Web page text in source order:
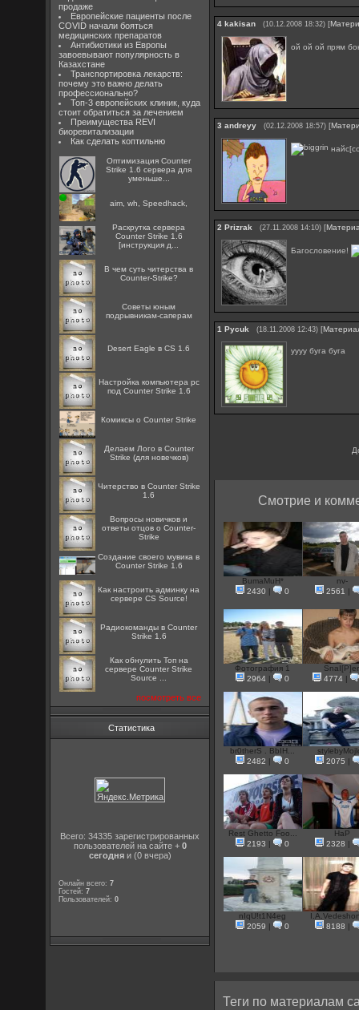
продаже
Европейские пациенты после
COVID начали бояться
медицинских препаратов
Антибиотики из Европы
завоевывают популярность в
Казахстане
Транспортировка лекарств:
почему это важно делать
профессионально?
Топ-3 европейских клиник, куда
стоит обратиться за лечением
Преимущества REVI
биоревитализации
Как сделать коптильню
Оптимизация Counter
Strike 1.6 сервера для
уменьше...
aim, wh, Speedhack,
Раскрутка сервера
Counter Strike 1.6
[инструкция д...
В чем суть читерства в
Counter-Strike?
Советы юным
подрывникам-саперам
Desert Eagle в CS 1.6
Настройка компьютера pc
под Counter Strike 1.6
Комиксы о Counter Strike
Делаем Лого в Counter
Strike (для новечков)
Читерство в Counter Strike
1.6
Вопросы новичков и
ответы отцов о Counter-
Strike
Создание своего мувика в
Counter Strike 1.6
Как настроить админку на
сервере CS Source!
Радиокоманды в Counter
Strike 1.6
Как обнулить Топ на
сервере Counter Strike
Source ...
посмотреть все
Статистика
Всего: 34335 зарегистрированных
пользователей на сайте + 0
сегодняи (0 вчера)
Онлайн всего:7
Гостей:7
Пользователей:0
4 kakisan (10.12.2008 18:32) [
ой ой ой прям
3 andreyy (02.12.2008 18:57) [
2 Prizrak (27.11.2008 14:10) [
Багословение!
1 Pycuk (18.11.2008 12:43) [
уууу буга буга
Смотрие и
BumaMuH*
2430
| 0
nv-
2561
|
Фотография 1
2964 | 0
4774 |
br0therS . BbIH...
2482
| 0
2075
|
Rest Ghetto Foo...
2193
| 0
HaP
2328
|
nIqU!t1N4eg
2059
| 0
8188
|
Теги по материалам